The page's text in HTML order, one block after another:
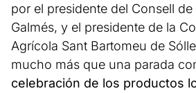
por el presidente del Consell
Galmés, y el presidente de la
Agrícola Sant Bartomeu de
mucho más que una parada
celebración de los productos